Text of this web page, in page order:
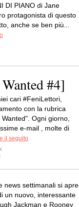
DI PIANO di Jane
protagonista di questo
anche se ben più...
#4]
cari #FeniLettori,
con la rubrica
Ogni giorno,
e-mail , molte di
il seguito
news settimanali si apre
un nuovo, interessante
Jackman e Rooney